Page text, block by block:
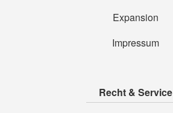
Expansion
Impressum
Recht & Service